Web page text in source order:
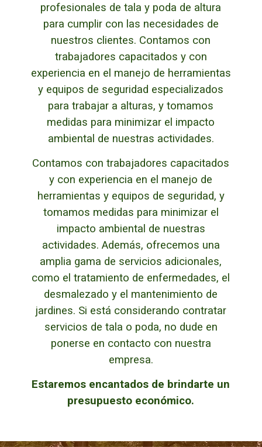
profesionales de tala y poda de altura
para cumplir con las necesidades de
nuestros clientes. Contamos con
trabajadores capacitados y con
experiencia en el manejo de herramientas
y equipos de seguridad especializados
para trabajar a alturas, y tomamos
medidas para minimizar el impacto
ambiental de nuestras actividades.
Contamos con trabajadores capacitados
y con experiencia en el manejo de
herramientas y equipos de seguridad, y
tomamos medidas para minimizar el
impacto ambiental de nuestras
actividades. Además, ofrecemos una
amplia gama de servicios adicionales,
como el tratamiento de enfermedades, el
desmalezado y el mantenimiento de
jardines. Si está considerando contratar
servicios de tala o poda, no dude en
ponerse en contacto con nuestra
empresa.
Estaremos encantados de brindarte un
presupuesto económico.